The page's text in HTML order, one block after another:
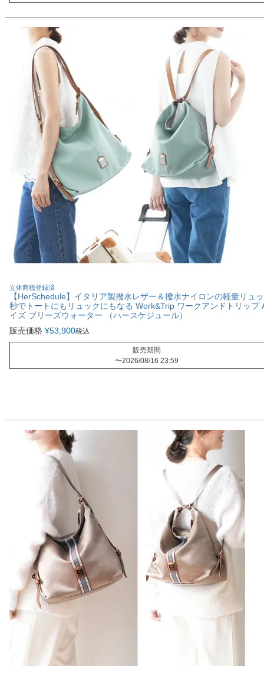
立体商標登録済
【HerSchedule】イタリア製撥水レザー＆撥水ナイロンの軽量リュ
秒でトートにもリュックにもなる Work&Trip ワークアンドトリップ
イズ ブリーズウォーター （ハースケジュール）
販売価格 ¥53,900税込
販売期間
〜2026/08/16 23:59